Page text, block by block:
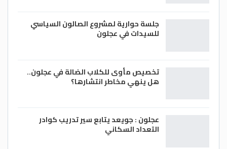
جلسة حوارية لمشروع الصالون السياسي
للسيدات في عجلون
تخصيص مأوى للكلاب الضالة في عجلون..
هل ينهي مخاطر انتشارها؟
عجلون : جويعد يتابع سير تدريب كوادر
التعداد السكاني